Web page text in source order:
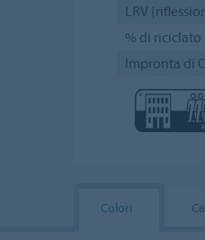
LRV
% di riciclato
Impronta di
Colori